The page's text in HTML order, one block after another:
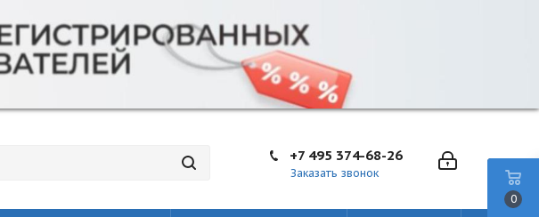
+7 495 374-68-26
Заказать звонок
0